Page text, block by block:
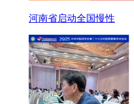
河南省启动全国慢性